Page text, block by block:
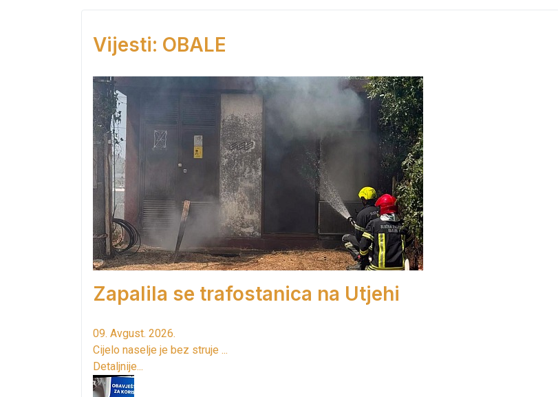
Vijesti: OBALE
Zapalila se trafostanica na Utjehi
09. Avgust. 2026.
Cijelo naselje je bez struje ...
Detaljnije...